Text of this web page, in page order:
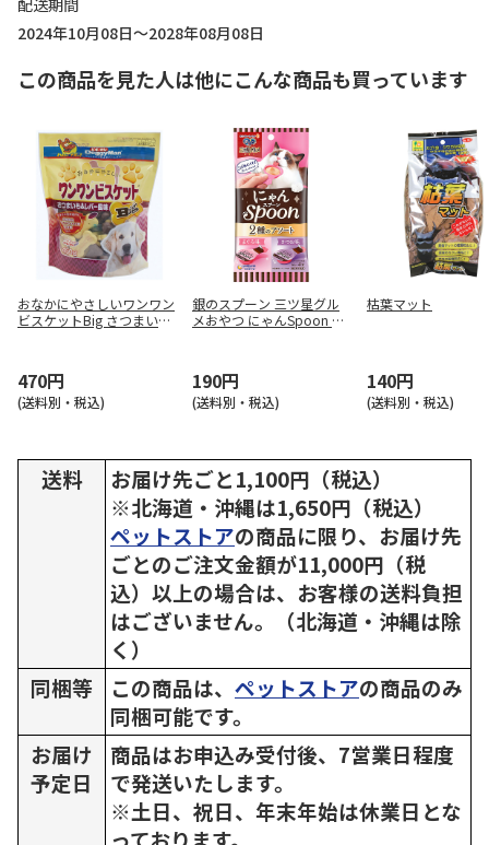
配送期間
2024年10月08日～2028年08月08日
この商品を見た人は他にこんな商品も買っています
おなかにやさしいワンワン
ビスケットBig さつまいも
470円
(送料別・税込)
銀のスプーン 三ツ星グル
メおやつ にゃんSpoon 2
190円
(送料別・税込)
枯葉マット
140円
(送料別・税込)
送料
お届け先ごと1,100円（税込）
※北海道・沖縄は1,650円（税込）
ペットストアの商品に限り、お届け先
ごとのご注文金額が11,000円（税
込）以上の場合は、お客様の送料負担
はございません。（北海道・沖縄は除
く）
同梱等
この商品は、 ペットストアの商品のみ
同梱可能です。
お届け
予定日
商品はお申込み受付後、7営業日程度
で発送いたします。
※土日、祝日、年末年始は休業日とな
っております。